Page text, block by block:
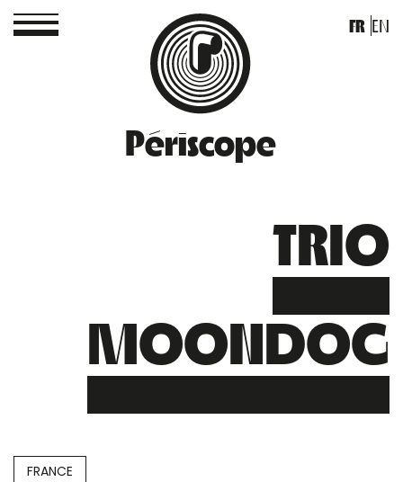
Périscope
FR EN
TRIO
MOONDOG
FRANCE